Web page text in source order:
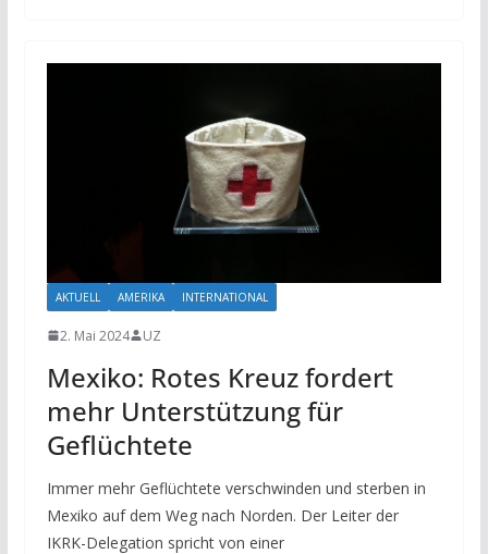
AKTUELL AMERIKA INTERNATIONAL
2. Mai 2024 UZ
Mexiko: Rotes Kreuz fordert
mehr Unterstützung für
Geflüchtete
Immer mehr Geflüchtete verschwinden und sterben in
Mexiko auf dem Weg nach Norden. Der Leiter der
IKRK-Delegation spricht von einer